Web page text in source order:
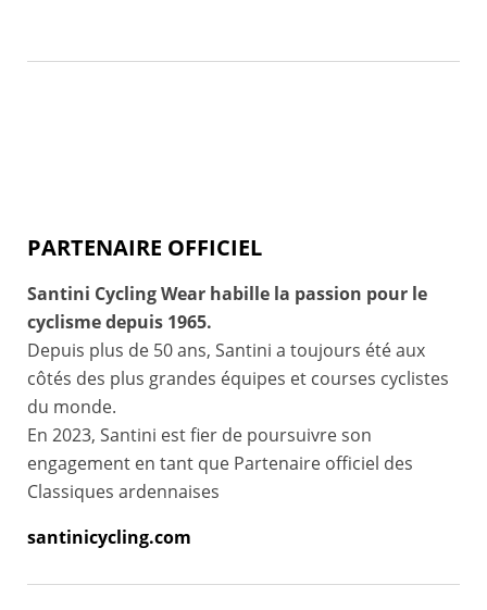
PARTENAIRE OFFICIEL
Santini Cycling Wear habille la passion pour le
cyclisme depuis 1965.
Depuis plus de 50 ans, Santini a toujours été aux
côtés des plus grandes équipes et courses cyclistes
du monde.
En 2023, Santini est fier de poursuivre son
engagement en tant que Partenaire officiel des
Classiques ardennaises
santinicycling.com